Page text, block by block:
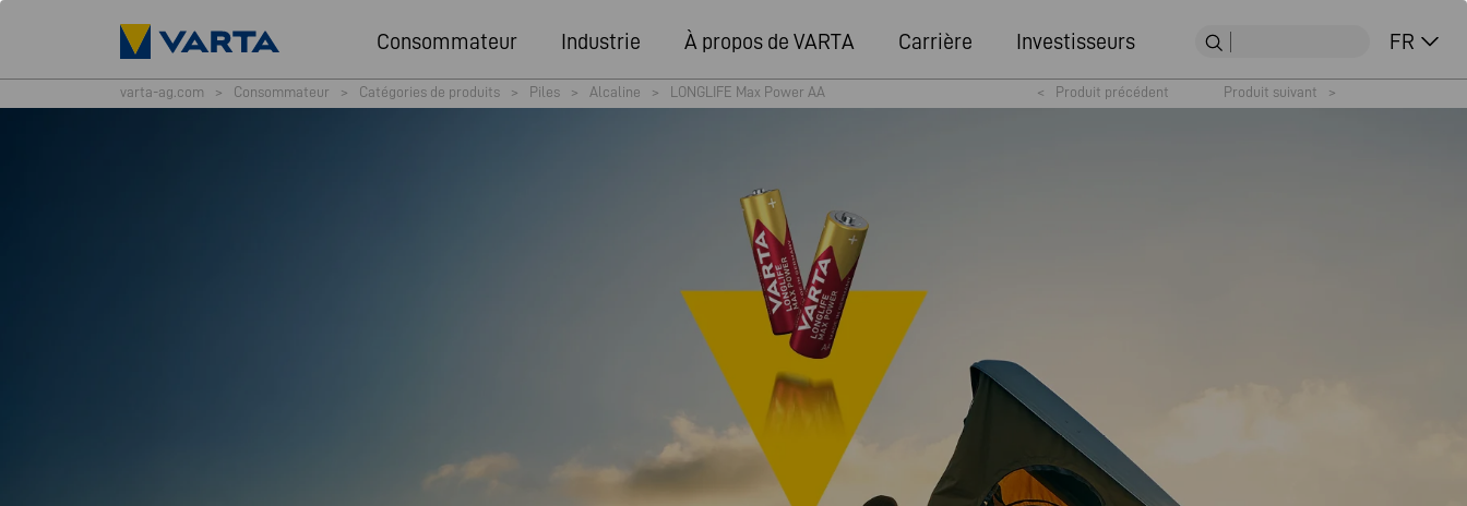
Consommateur Industrie À propos de VARTA Carrière Investisseurs FR
varta-ag.com > Consommateur > Catégories de produits > Piles > Alcaline > LONGLIFE Max Power AA < Produit précédent Produit suivant >